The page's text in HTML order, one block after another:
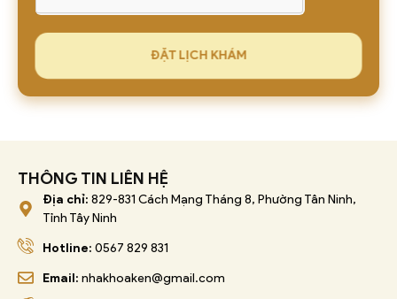
ĐẶT LỊCH KHÁM
THÔNG TIN LIÊN HỆ
Địa chỉ: 829-831 Cách Mạng Tháng 8, Phường Tân Ninh,
Tỉnh Tây Ninh
Hotline: 0567 829 831
Email: nhakhoaken@gmail.com